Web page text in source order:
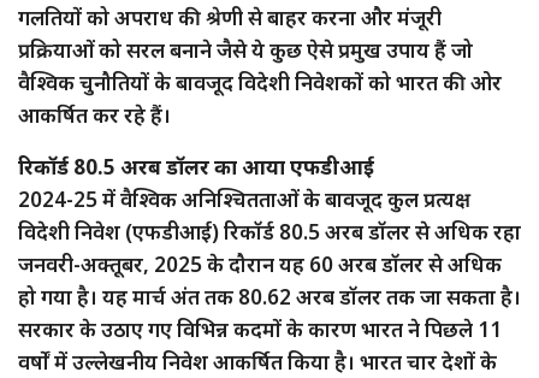
गलतियों को अपराध की श्रेणी से बाहर करना और मंजूरी
प्रक्रियाओं को सरल बनाने जैसे ये कुछ ऐसे प्रमुख उपाय हैं जो
वैश्विक चुनौतियों के बावजूद विदेशी निवेशकों को भारत की ओर
आकर्षित कर रहे हैं।
रिकॉर्ड 80.5 अरब डॉलर का आया एफडीआई
2024-25 में वैश्विक अनिश्चितताओं के बावजूद कुल प्रत्यक्ष
विदेशी निवेश (एफडीआई) रिकॉर्ड 80.5 अरब डॉलर से अधिक रहा
जनवरी-अक्तूबर, 2025 के दौरान यह 60 अरब डॉलर से अधिक
हो गया है। यह मार्च अंत तक 80.62 अरब डॉलर तक जा सकता है।
सरकार के उठाए गए विभिन्न कदमों के कारण भारत ने पिछले 11
वर्षों में उल्लेखनीय निवेश आकर्षित किया है। भारत चार देशों के